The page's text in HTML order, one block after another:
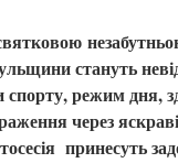
стануть
режим дня,
через
принесуть